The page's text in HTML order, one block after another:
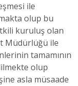
ile
olup bu
kuruluş olan
Müdürlüğü ile
tamamının
olup
asla müsaade